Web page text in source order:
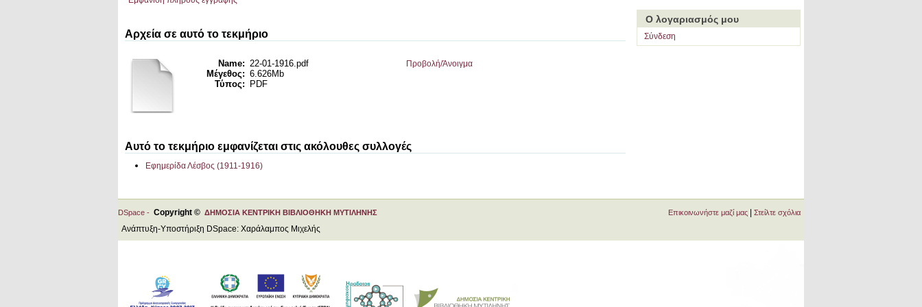
Αρχεία σε αυτό το τεκμήριο
Name: 22-01-1916.pdf
Μέγεθος: 6.626Mb
Τύπος:
PDF
Προβολή/Άνοιγμα
Αυτό το τεκμήριο εμφανίζεται στις ακόλουθες συλλογές
Εφημερίδα Λέσβος (1911-1916)
Ο λογαριασμός μου
Σύνδεση
DSpace - Copyright © ΔΗΜΟΣΙΑ ΚΕΝΤΡΙΚΗ ΒΙΒΛΙΟΘΗΚΗ ΜΥΤΙΛΗΝΗΣ
Ανάπτυξη-Υποστήριξη DSpace: Χαράλαμπος Μιχελής
Επικοινωνήστε μαζί μας Στείλτε σχόλια